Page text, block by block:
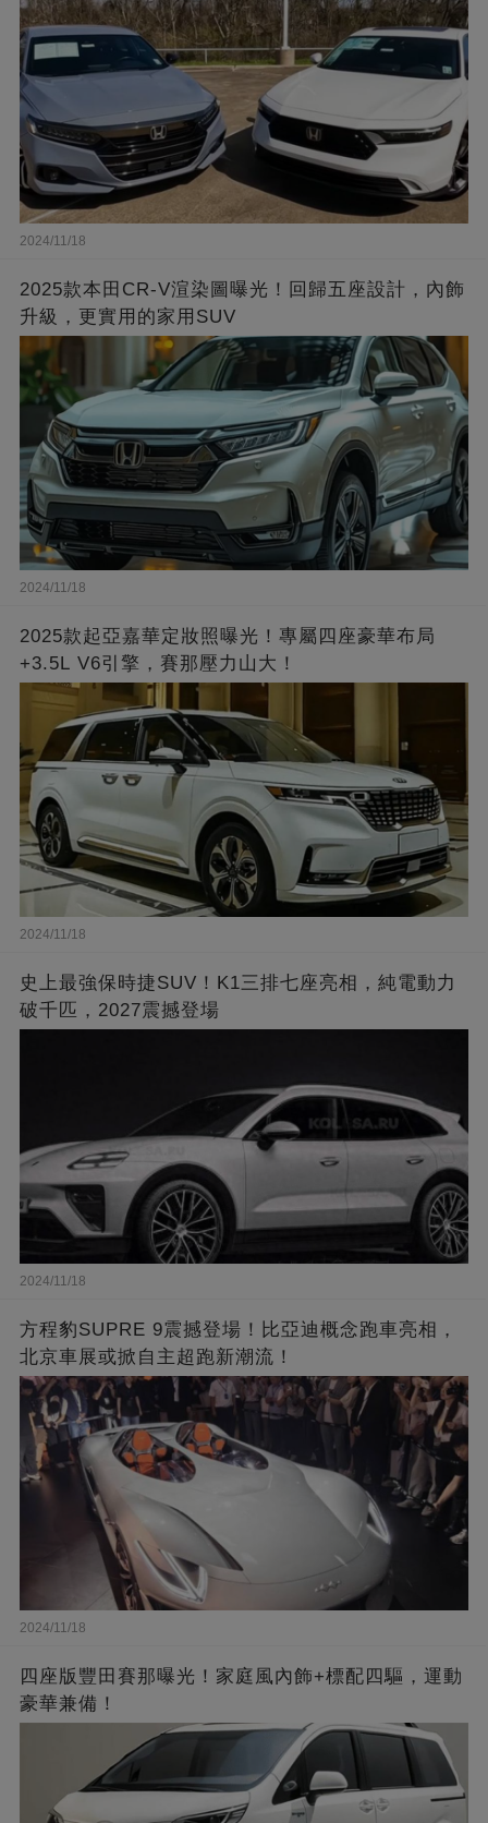
2024/11/18
2025款本田CR-V渲染圖曝光！回歸五座設計，內飾
升級，更實用的家用SUV
2024/11/18
2025款起亞嘉華定妝照曝光！專屬四座豪華布局
+3.5L V6引擎，賽那壓力山大！
2024/11/18
史上最強保時捷SUV！K1三排七座亮相，純電動力
破千匹，2027震撼登場
2024/11/18
方程豹SUPRE 9震撼登場！比亞迪概念跑車亮相，
北京車展或掀自主超跑新潮流！
2024/11/18
四座版豐田賽那曝光！家庭風內飾+標配四驅，運動
豪華兼備！